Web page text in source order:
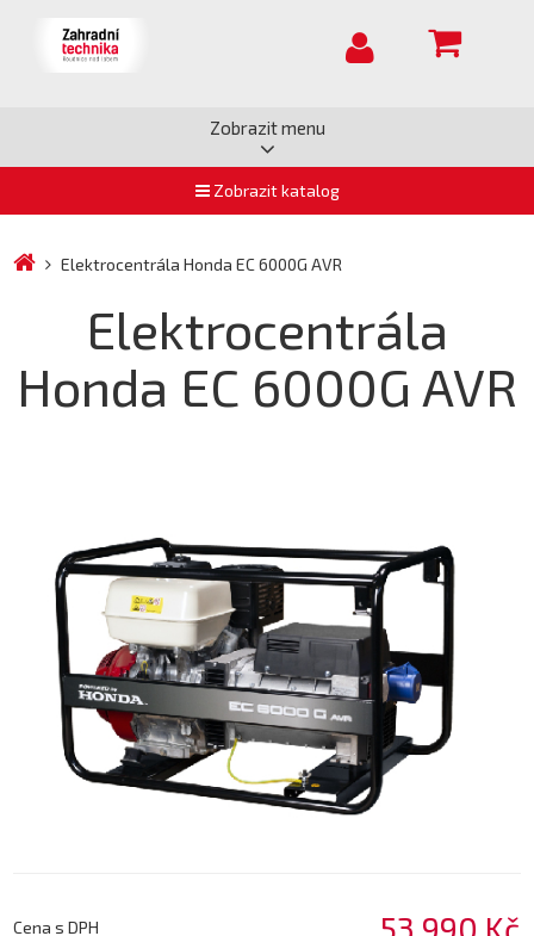
Zobrazit menu
Zobrazit katalog
Elektrocentrála Honda EC 6000G AVR
Elektrocentrála
Honda EC 6000G AVR
Cena s DPH 53 990 Kč